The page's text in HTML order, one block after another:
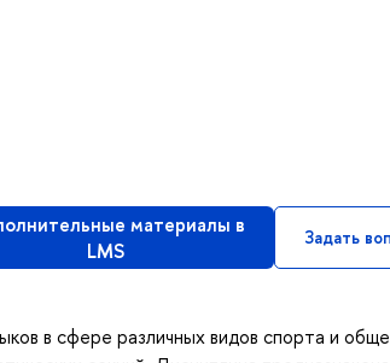
материалы в
LMS
Задать
в сфере различных видов спорта и